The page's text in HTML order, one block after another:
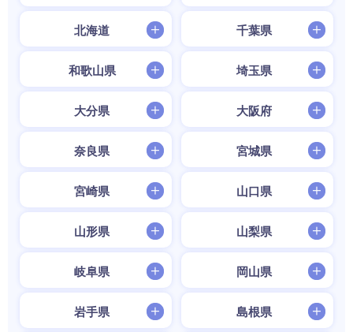
北海道 千葉県
和歌山県 埼玉県
大分県 大阪府
奈良県 宮城県
宮崎県 山口県
山形県 山梨県
岐阜県 岡山県
岩手県 島根県